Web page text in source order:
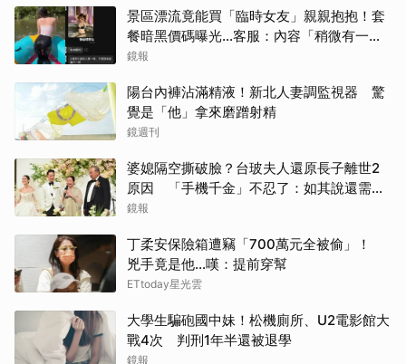
景區漂流竟能買「臨時女友」親親抱抱！套
餐暗黑價碼曝光…客服：內容「稍微有一點
尺度」
鏡報
陽台內褲沾滿精液！新北人妻調監視器 驚
覺是「他」拿來磨蹭射精
鏡週刊
婆媳隔空撕破臉？台玻夫人還原長子離世2
原因 「手機千金」不忍了：如其說還需要
離開嗎？
鏡報
丁柔安保險箱遭竊「700萬元全被偷」！
兇手竟是他...嘆：提前穿幫
ETtoday星光雲
大學生騙砲國中妹！松機廁所、U2電影館大
戰4次 判刑1年半還被退學
鏡報